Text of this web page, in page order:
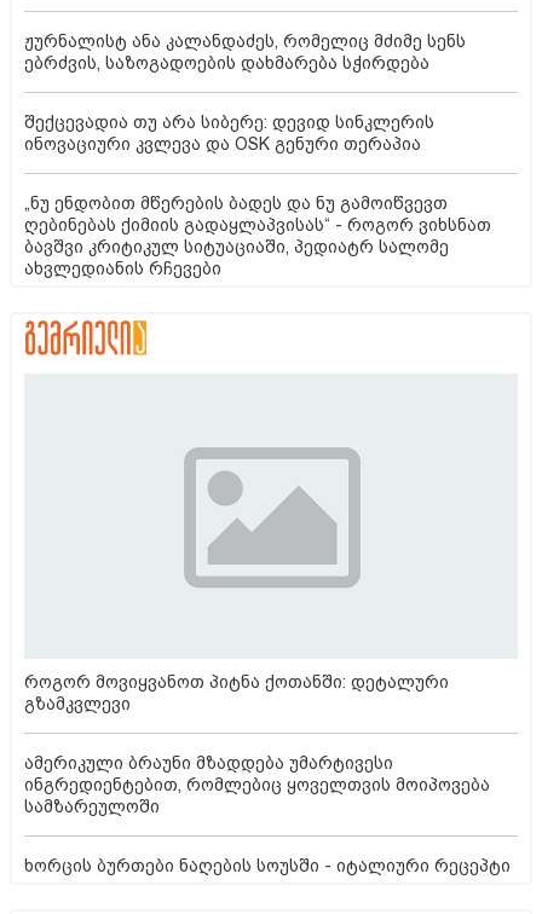
ჟურნალისტ ანა კალანდაძეს, რომელიც მძიმე სენს
ებრძვის, საზოგადოების დახმარება სჭირდება
შექცევადია თუ არა სიბერე: დევიდ სინკლერის
ინოვაციური კვლევა და OSK გენური თერაპია
„ნუ ენდობით მწერების ბადეს და ნუ გამოიწვევთ
ღებინებას ქიმიის გადაყლაპვისას“ - როგორ ვიხსნათ
ბავშვი კრიტიკულ სიტუაციაში, პედიატრ სალომე
ახვლედიანის რჩევები
როგორ მოვიყვანოთ პიტნა ქოთანში: დეტალური
გზამკვლევი
ამერიკული ბრაუნი მზადდება უმარტივესი
ინგრედიენტებით, რომლებიც ყოველთვის მოიპოვება
სამზარეულოში
ხორცის ბურთები ნაღების სოუსში - იტალიური რეცეპტი